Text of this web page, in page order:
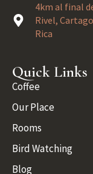
4km al final
Rivel,
Rica
Quick Links
Coffee
Our Place
Rooms
Bird Watching
Blog